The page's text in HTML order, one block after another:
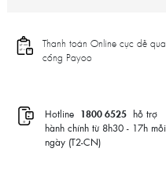
Thanh toán Online cực dễ qua
cổng Payoo
Hotline 1800 6525 hỗ trợ
hành chính từ 8h30 - 17h mỗi
ngày (T2-CN)